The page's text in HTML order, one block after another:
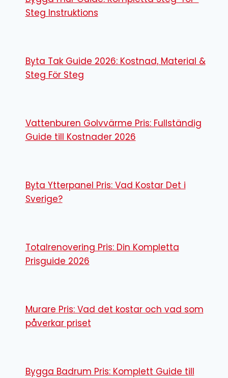
Steg Instruktions
Byta Tak Guide 2026: Kostnad, Material &
Steg För Steg
Vattenburen Golvvärme Pris: Fullständig
Guide till Kostnader 2026
Byta Ytterpanel Pris: Vad Kostar Det i
Sverige?
Totalrenovering Pris: Din Kompletta
Prisguide 2026
Murare Pris: Vad det kostar och vad som
påverkar priset
Bygga Badrum Pris: Komplett Guide till